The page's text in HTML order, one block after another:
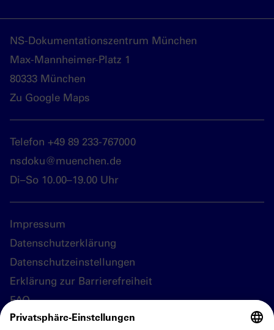
NS-Dokumentationszentrum München
Max-Mannheimer-Platz 1
80333 München
Zu Google Maps
Telefon +49 89 233-767000
nsdoku@muenchen.de
Di–So 10.00–19.00 Uhr
Impressum
Datenschutzerklärung
Datenschutzeinstellungen
Erklärung zur Barrierefreiheit
FAQ